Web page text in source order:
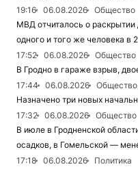
19:16
06.08.2026
Общество
МВД отчиталось о
одного и того же человека в
17:52
06.08.2026
Общество
В Гродно в гараже взрыв,
17:44
06.08.2026
Назначено три новых
17:32
06.08.2026
Общество
В июле в Гродненской
осадков, в Гомельской —
17:18
06.08.2026
Политика